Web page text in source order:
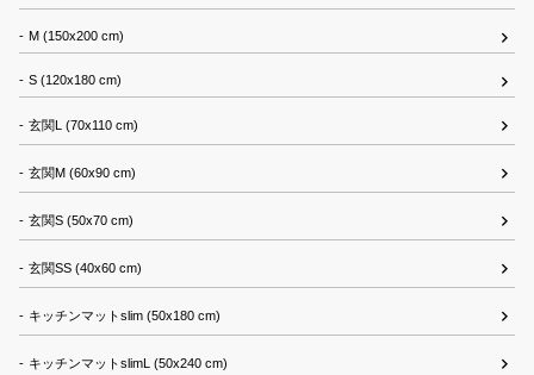
M (150x200 cm)
S (120x180 cm)
玄関L (70x110 cm)
玄関M (60x90 cm)
玄関S (50x70 cm)
玄関SS (40x60 cm)
キッチンマットslim (50x180 cm)
キッチンマットslimL (50x240 cm)